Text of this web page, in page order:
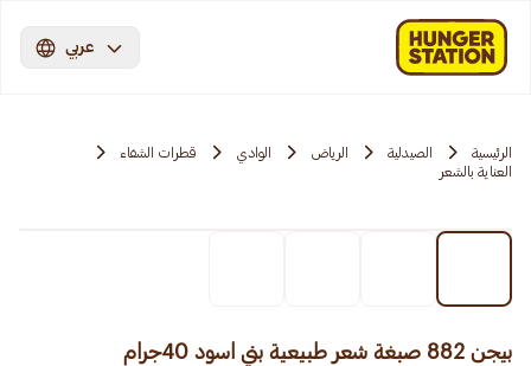
عربي
الرئيسية الصيدلية الرياض الوادي
قطرات الشفاء
العناية بالشعر
بيجن 882 صبغة شعر طبيعية بني اسود 40جرام